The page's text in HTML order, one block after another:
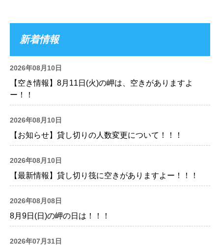
新着情報
2026年08月10日
【空き情報】8月11日(火)の岬は、空きがありますよ
ー！！
2026年08月10日
【お知らせ】貸し切りの人数変更について！！！
2026年08月10日
【最新情報】貸し切り筏に空きがありますよー！！！
2026年08月08日
8月9日(日)の岬の日は！！！
2026年07月31日